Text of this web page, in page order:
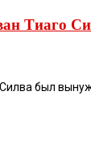
Тиаго
был